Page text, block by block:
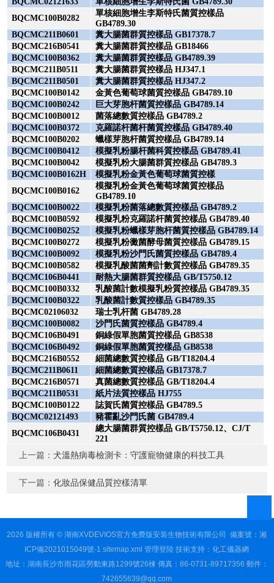
BQCMC100B0282
單核細胞增生李斯特氏菌質控樣品
GB4789.30
BQCMC211B0601
糞大腸菌群質控樣品 GB17378.7
BQCMC216B0541
糞大腸菌群質控樣品 GB18466
BQCMC100B0362
糞大腸菌群質控樣品 GB4789.39
BQCMC211B0511
糞大腸菌群質控樣品 HJ347.1
BQCMC211B0501
糞大腸菌群質控樣品 HJ347.2
BQCMC100B0142
金黃色葡萄球菌質控樣品 GB4789.10
BQCMC100B0242
巨大芽胞杆菌質控樣品 GB4789.14
BQCMC100B0012
菌落總數質控樣品 GB4789.2
BQCMC100B0372
克羅諾杆菌杆菌質控樣品 GB4789.40
BQCMC100B0202
蠟樣芽胞杆菌質控樣品 GB4789.14
BQCMC100B0412
模擬乳粉腸杆菌科質控樣品 GB4789.41
BQCMC100B0042
模擬乳粉大腸菌群質控樣品 GB4789.3
BQCMC100B0162H
模擬乳粉金黃色葡萄球菌質控樣
BQCMC100B0162
模擬乳粉金黃色葡萄球菌質控樣品
GB4789.10
BQCMC100B0022
模擬乳粉菌落總數質控樣品 GB4789.2
BQCMC100B0592
模擬乳粉克羅諾杆菌質控樣品 GB4789.40
BQCMC100B0252
模擬乳粉蠟樣芽胞杆菌質控樣品 GB4789.14
BQCMC100B0272
模擬乳粉黴菌酵母菌質控樣品 GB4789.15
BQCMC100B0092
模擬乳粉沙門氏菌質控樣品 GB4789.4
BQCMC100B0582
模擬乳酸菌菌劑計數質控樣品 GB4789.35
BQCMC106B0441
耐熱大腸菌群質控樣品 GB/T5750.12
BQCMC100B0332
乳酸菌計數模擬乳粉質控樣品 GB4789.35
BQCMC100B0322
乳酸菌計數質控樣品 GB4789.35
BQCMC02106032
瑞士乳杆菌 GB4789.28
BQCMC100B0082
沙門氏菌質控樣品 GB4789.4
BQCMC106B0491
銅綠假單胞菌質控樣品 GB8538
BQCMC106B0492
銅綠假單胞菌質控樣品 GB8538
BQCMC216B0552
細菌總數質控樣品 GB/T18204.4
BQCMC211B0611
細菌總數質控樣品 GB17378.7
BQCMC216B0571
真菌總數質控樣品 GB/T18204.4
BQCMC211B0531
紙片法質控樣品 HJ755
BQCMC100B0122
誌賀氏菌質控樣品 GB4789.5
BQCMC02121493
豬霍亂沙門氏菌 GB4789.4
BQCMC106B0431
總大腸菌群質控樣品 GB/T5750.12、CJ/T
221
上一篇：犬溫熱病毒檢測卡：守護寵物健康的科技工具
下一篇：化妝品保健品質控樣清單
2026 版權所有 © 湖南XVDEVIOS官方免费版安装生物技術有限公司備案號：湘
ICP備2021015049號-1 sitemap.xml 管理登陸 技術支持：化工儀器網
地址：湖南長沙市雨花區勞動東路1299號26棟 傳真：86-0731-89717356 郵件：
742655639@qq.com